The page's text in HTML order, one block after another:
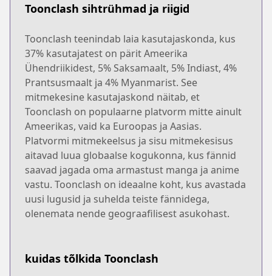
Toonclash sihtrühmad ja riigid
Toonclash teenindab laia kasutajaskonda, kus
37% kasutajatest on pärit Ameerika
Ühendriikidest, 5% Saksamaalt, 5% Indiast, 4%
Prantsusmaalt ja 4% Myanmarist. See
mitmekesine kasutajaskond näitab, et
Toonclash on populaarne platvorm mitte ainult
Ameerikas, vaid ka Euroopas ja Aasias.
Platvormi mitmekeelsus ja sisu mitmekesisus
aitavad luua globaalse kogukonna, kus fännid
saavad jagada oma armastust manga ja anime
vastu. Toonclash on ideaalne koht, kus avastada
uusi lugusid ja suhelda teiste fännidega,
olenemata nende geograafilisest asukohast.
kuidas tõlkida Toonclash